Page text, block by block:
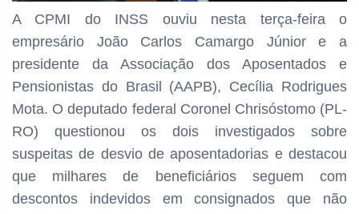
A CPMI do INSS ouviu nesta terça-feira o
empresário João Carlos Camargo Júnior e a
presidente da Associação dos Aposentados e
Pensionistas do Brasil (AAPB), Cecília Rodrigues
Mota. O deputado federal Coronel Chrisóstomo (PL-
RO) questionou os dois investigados sobre
suspeitas de desvio de aposentadorias e destacou
que milhares de beneficiários seguem com
descontos indevidos em consignados que não